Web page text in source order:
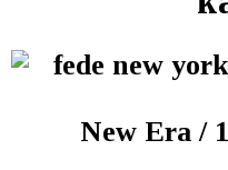
New Era /